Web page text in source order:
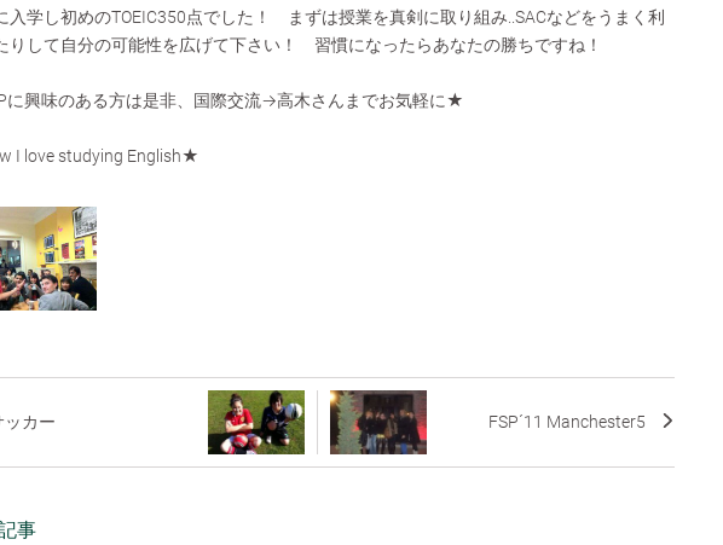
入学し初めのTOEIC350点でした！ まずは授業を真剣に取り組み..SACなどをうまく利
りして自分の可能性を広げて下さい！ 習慣になったらあなたの勝ちですね！
に興味のある方は是非、国際交流→高木さんまでお気軽に★
I love studying English★
ッカー FSP´11 Manchester5
事